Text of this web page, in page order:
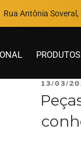
Rua Antônia
PRODUTOS
13/03/